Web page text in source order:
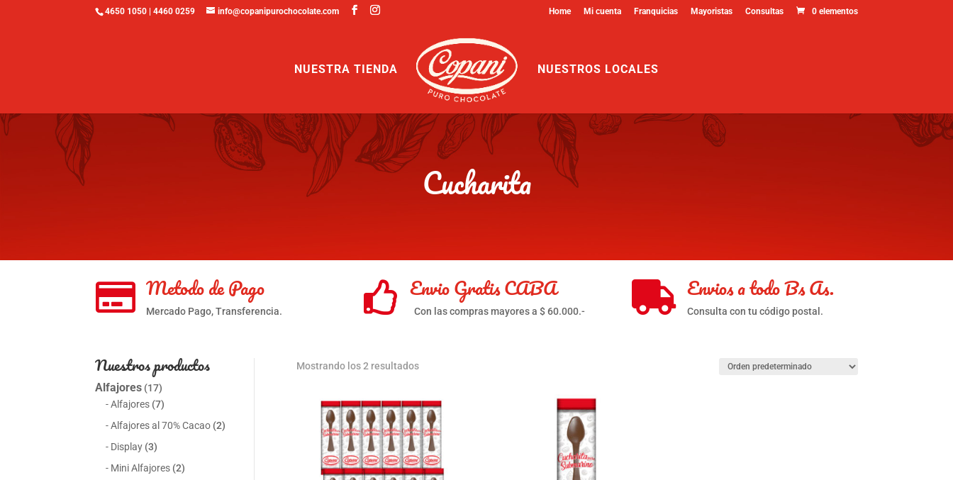
4650 1050 | 4460 0259 info@copanipurochocolate.com Home Mi cuenta Franquicias Mayoristas Consultas 0 elementos
NUESTRA TIENDA NUESTROS LOCALES
Cucharita
 Metodo de Pago
Mercado Pago, Transferencia.  Envio Gratis CABA
Con las compras mayores a $ 60.000.-  Envios a todo Bs As.
Consulta con tu código postal.
Nuestros productos
Alfajores (17)
Alfajores (7)
Alfajores al 70% Cacao (2)
Display (3)
Mini Alfajores (2)
Mostrando los 2 resultados